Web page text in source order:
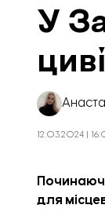
У
12.03.2024 |
для